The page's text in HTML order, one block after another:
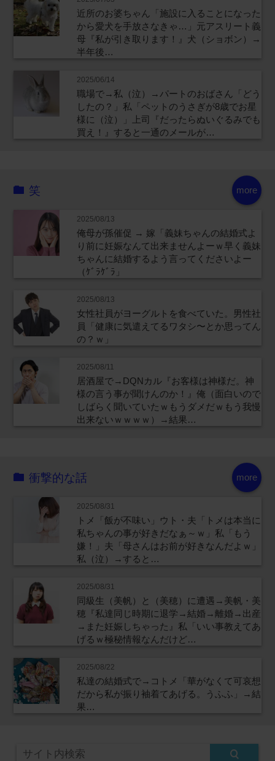
近所のお婆ちゃん「施設に入ることになった
から愛犬を手放さなきゃ…」元アスリート義
母『私が引き取ります！』犬（ショボン）→
半年後…
2025/06/14
職場で→私（泣）→パートのおばさん「どう
したの？」私「ペットのうさぎが8歳でお星
様に（泣）」上司『だったらぬいぐるみでも
買え！』すると一通のメールが…
more
笑
2025/08/13
俺母が孫催促 → 嫁「義妹ちゃんの結婚式よ
り前に妊娠なんて出来ませんよーｗ早く義妹
ちゃんに結婚するよう言ってくださいよー
（ｹﾞﾗｹﾞﾗ」
2025/08/13
女性社員がヨーグルトを食べていた。男性社
員「健康に気遣えてるワタシ〜とか思ってん
の？ｗ」
2025/08/11
居酒屋で→DQNカル『お客様は神様だ。神
様の言う事が聞けんのか！』俺（面白いので
しばらく聞いていたｗもうダメだｗもう我慢
出来ないｗｗｗｗ）→結果…
more
衝撃的な話
2025/08/31
トメ「飯が不味い」ウト・夫「トメは本当に
私ちゃんの事が好きだなぁ～ｗ」私「もう
嫌！」夫「母さんはお前が好きなんだよｗ」
私（泣）→すると…
2025/08/31
同級生（美帆）と（美穂）に遭遇→美帆・美
穂『私達同じ時期に退学→結婚→離婚→出産
→また妊娠しちゃった』私「いい事教えてあ
げるｗ極秘情報なんだけど…
2025/08/22
私達の結婚式で→コトメ「華がなくて可哀想
だから私が振り袖着てあげる。うふふ」→結
果…